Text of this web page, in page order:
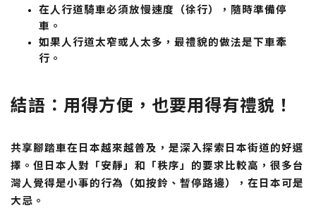
在人行道騎車必須放慢速度 （徐行），隨時準備停
車。
如果人行道太窄或人太多，最禮貌的做法是下車牽
行 。
結語：用得方便，也要用得有禮貌！
共享腳踏車在日本越來越普及，是深入探索日本街道的好選
擇。但日本人對「安靜」和「秩序」的要求比較高，很多台
灣人覺得是小事的行為（如按鈴、暫停路邊），在日本可是
大忌。